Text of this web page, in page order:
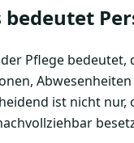
Pflege
ist nicht